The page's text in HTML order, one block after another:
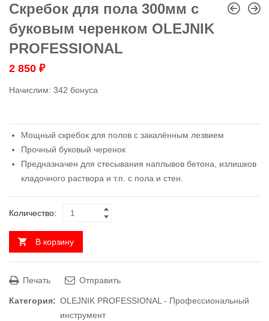
Скребок для пола 300мм с
буковым черенком OLEJNIK
PROFESSIONAL
2 850 ₽
Начислим: 342 бонуса
Мощный скребок для полов с закалённым лезвием
Прочный буковый черенок
Предназначен для стесывания наплывов бетона, излишков
кладочного раствора и т.п. с пола и стен.
Количество:
В корзину
Печать Отправить
Категория: OLEJNIK PROFESSIONAL - Профессиональный
инструмент